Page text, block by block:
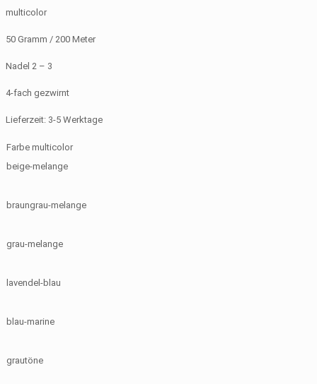
multicolor
50 Gramm / 200 Meter
Nadel 2 – 3
4-fach gezwirnt
Lieferzeit: 3-5 Werktage
Farbe multicolor
beige-melange
braungrau-melange
grau-melange
lavendel-blau
blau-marine
grautöne